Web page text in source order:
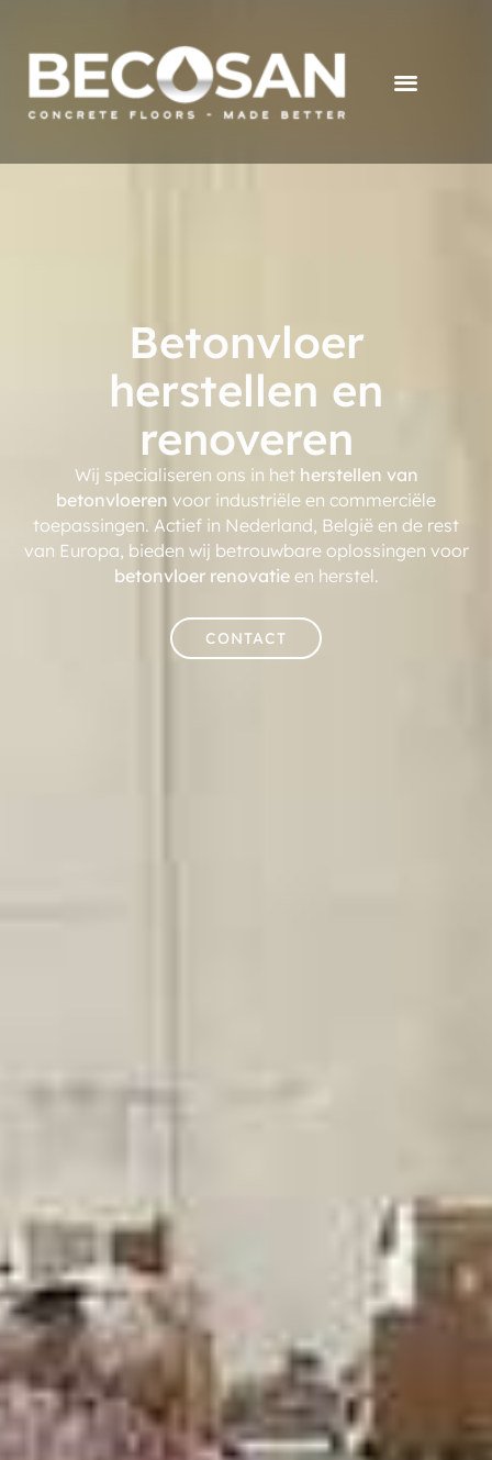
Betonvloer
herstellen en
renoveren
Wij specialiseren ons in het herstellen van
betonvloeren voor industriële en commerciële
toepassingen. Actief in Nederland, België en de rest
van Europa, bieden wij betrouwbare oplossingen voor
betonvloer renovatieen herstel.
CONTACT